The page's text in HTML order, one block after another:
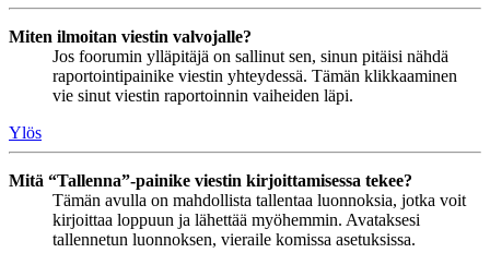
Miten ilmoitan viestin valvojalle?
Jos foorumin ylläpitäjä on sallinut sen, sinun pitäisi nähdä
raportointipainike viestin yhteydessä. Tämän klikkaaminen
vie sinut viestin raportoinnin vaiheiden läpi.
Ylös
Mitä “Tallenna”-painike viestin kirjoittamisessa tekee?
Tämän avulla on mahdollista tallentaa luonnoksia, jotka voit
kirjoittaa loppuun ja lähettää myöhemmin. Avataksesi
tallennetun luonnoksen, vieraile komissa asetuksissa.